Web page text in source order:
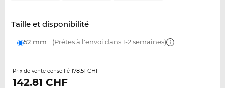
Taille et disponibilité
52 mm (Prêtes à l'envoi dans 1-2 semaines)
Prix de vente conseillé 178.51 CHF
142.81 CHF